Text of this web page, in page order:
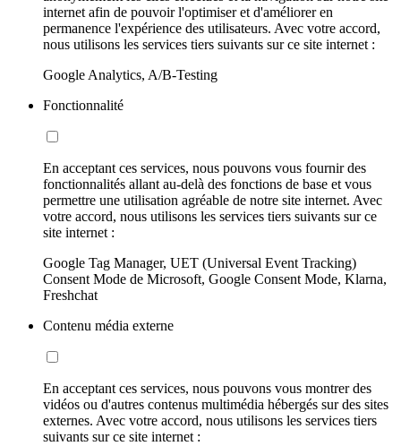
internet afin de pouvoir l'optimiser et d'améliorer en
permanence l'expérience des utilisateurs. Avec votre accord,
nous utilisons les services tiers suivants sur ce site internet :
Google Analytics, A/B-Testing
Fonctionnalité
En acceptant ces services, nous pouvons vous fournir des
fonctionnalités allant au-delà des fonctions de base et vous
permettre une utilisation agréable de notre site internet. Avec
votre accord, nous utilisons les services tiers suivants sur ce
site internet :
Google Tag Manager, UET (Universal Event Tracking)
Consent Mode de Microsoft, Google Consent Mode, Klarna,
Freshchat
Contenu média externe
En acceptant ces services, nous pouvons vous montrer des
vidéos ou d'autres contenus multimédia hébergés sur des sites
externes. Avec votre accord, nous utilisons les services tiers
suivants sur ce site internet :